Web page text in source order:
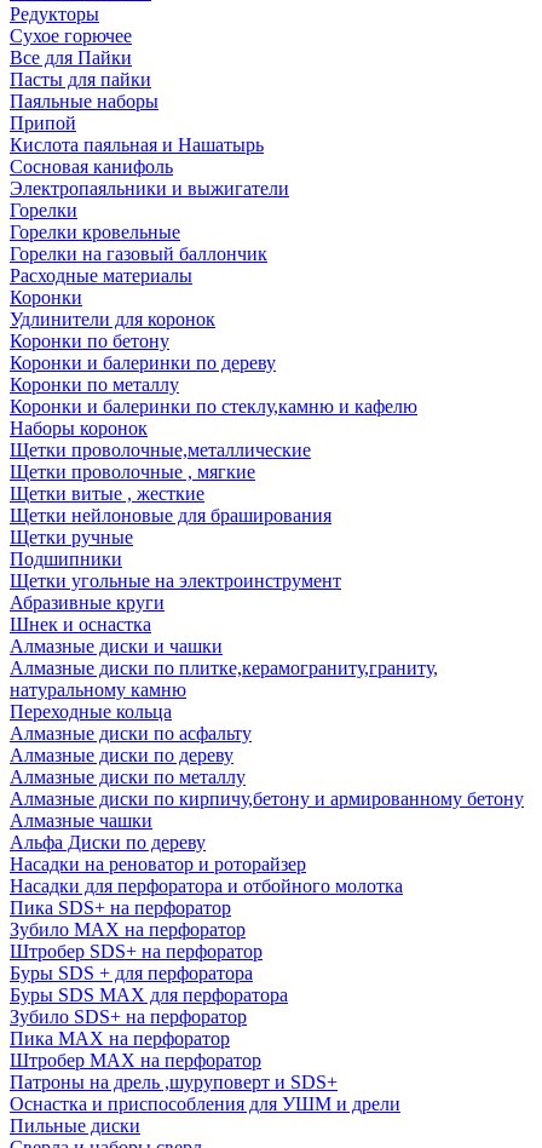
Редукторы
Сухое горючее
Все для Пайки
Пасты для пайки
Паяльные наборы
Припой
Кислота паяльная и Нашатырь
Сосновая канифоль
Электропаяльники и выжигатели
Горелки
Горелки кровельные
Горелки на газовый баллончик
Расходные материалы
Коронки
Удлинители для коронок
Коронки по бетону
Коронки и балеринки по дереву
Коронки по металлу
Коронки и балеринки по стеклу,камню и кафелю
Наборы коронок
Щетки проволочные,металлические
Щетки проволочные , мягкие
Щетки витые , жесткие
Щетки нейлоновые для браширования
Щетки ручные
Подшипники
Щетки угольные на электроинструмент
Абразивные круги
Шнек и оснастка
Алмазные диски и чашки
Алмазные диски по плитке,керамограниту,граниту,
натуральному камню
Переходные кольца
Алмазные диски по асфальту
Алмазные диски по дереву
Алмазные диски по металлу
Алмазные диски по кирпичу,бетону и армированному бетону
Алмазные чашки
Альфа Диски по дереву
Насадки на реноватор и роторайзер
Насадки для перфоратора и отбойного молотка
Пика SDS+ на перфоратор
Зубило MAX на перфоратор
Штробер SDS+ на перфоратор
Буры SDS + для перфоратора
Буры SDS MAX для перфоратора
Зубило SDS+ на перфоратор
Пика MAX на перфоратор
Штробер MAX на перфоратор
Патроны на дрель ,шуруповерт и SDS+
Оснастка и приспособления для УШМ и дрели
Пильные диски